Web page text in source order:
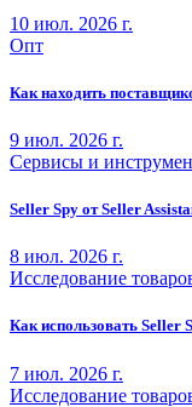
10 июл. 2026 г.
Опт
Как находить
9 июл. 2026 г.
Сервисы и
Seller Spy от Seller
8 июл. 2026 г.
Исследование
Как использовать Seller
7 июл. 2026 г.
Исследование